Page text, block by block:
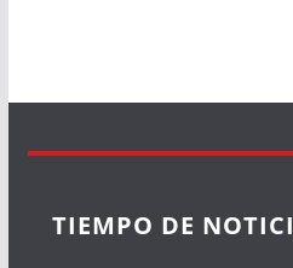
TIEMPO DE